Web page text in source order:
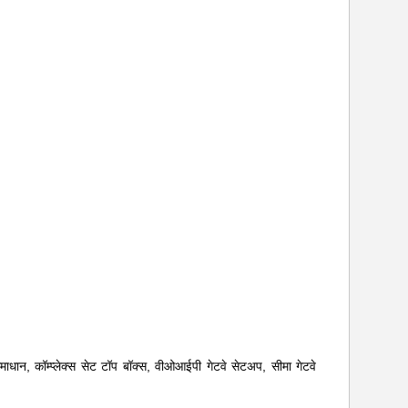
कॉम्प्लेक्स सेट टॉप बॉक्स, वीओआईपी गेटवे सेटअप, सीमा गेटवे